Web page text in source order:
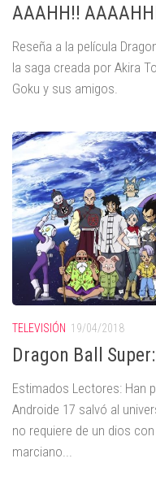
AAAHH!!
Reseña a la película
la saga creada por Akira
Goku y sus amigos.
TELEVISIÓN 19/04/2018
Dragon Ball
Estimados Lectores: Han
Androide 17 salvó al
no requiere de un dios
marciano...